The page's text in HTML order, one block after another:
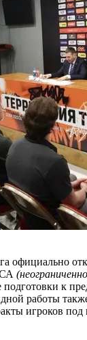
официально
к
работы
игроков